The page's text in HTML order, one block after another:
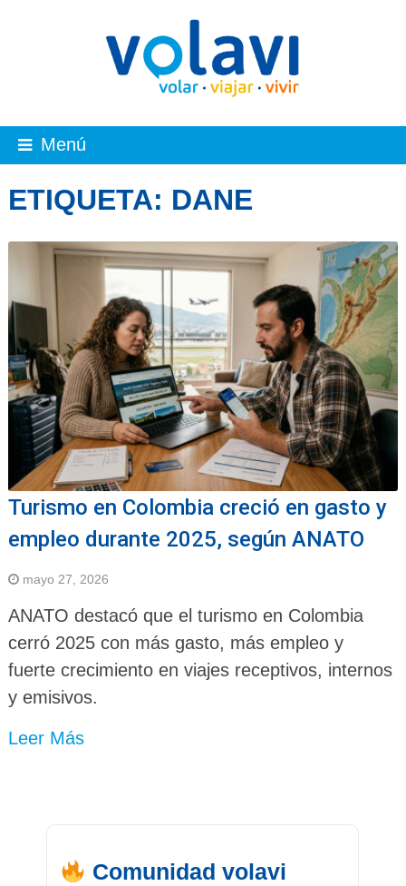
Menú
ETIQUETA: DANE
Turismo en Colombia creció en gasto y
empleo durante 2025, según ANATO
mayo 27, 2026
ANATO destacó que el turismo en Colombia
cerró 2025 con más gasto, más empleo y
fuerte crecimiento en viajes receptivos, internos
y emisivos.
Leer Más
Comunidad volavi